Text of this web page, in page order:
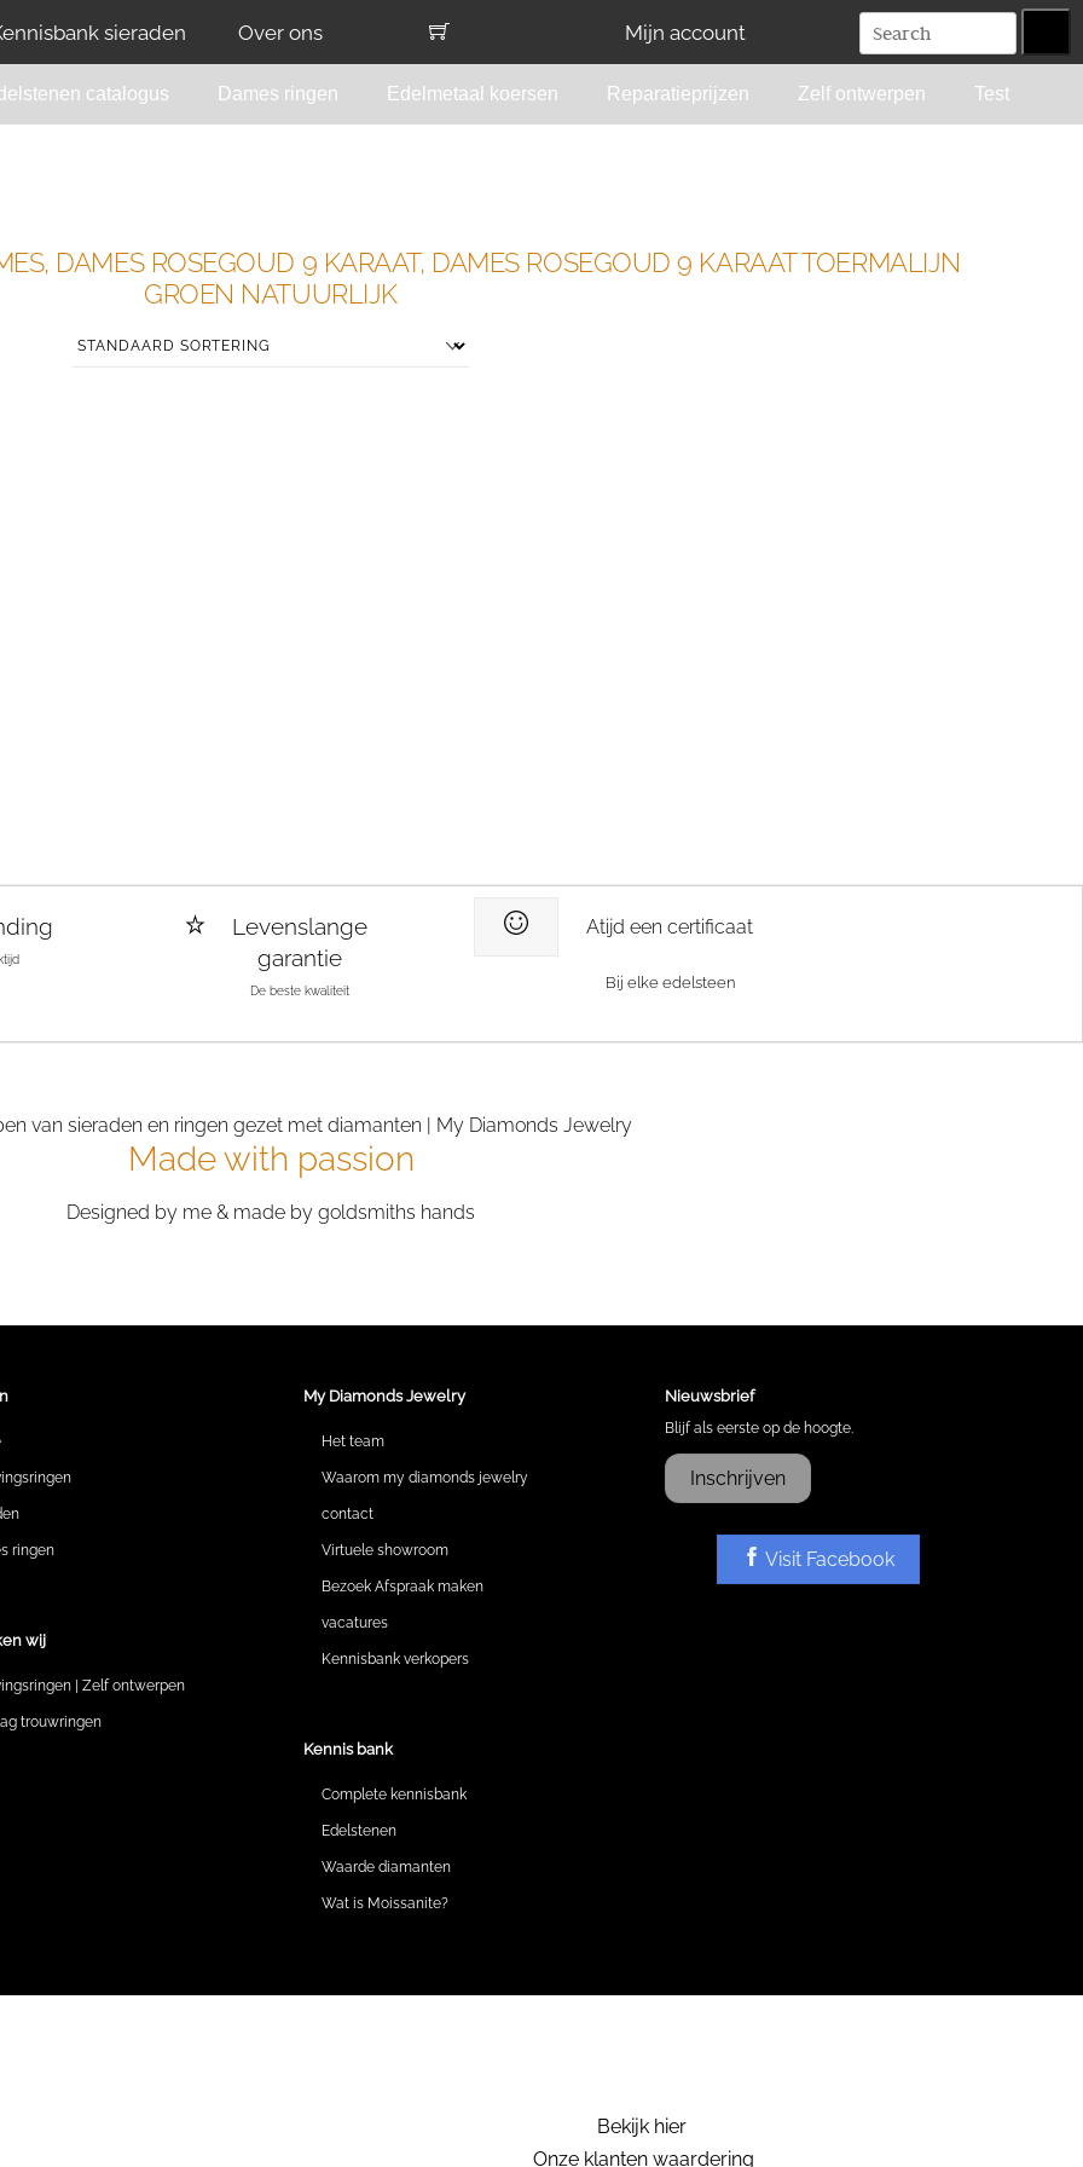
sieraden Over ons Mijn account
catalogus Dames ringen Edelmetaal koersen Reparatieprijzen Zelf ontwerpen Test
DAMES ROSEGOUD 9 KARAAT, DAMES ROSEGOUD 9 KARAAT TOERMALIJN
GROEN NATUURLIJK
Levenslange
garantie
De beste kwaliteit
Atijd een certificaat
Bij elke edelsteen
Made with passion
Designed by me & made by goldsmiths hands
ringen
wij
| Zelf ontwerpen
trouwringen
My Diamonds Jewelry
Het team
Waarom my diamonds jewelry
contact
Virtuele showroom
Bezoek Afspraak maken
vacatures
Kennisbank verkopers
Kennis bank
Complete kennisbank
Edelstenen
Waarde diamanten
Wat is Moissanite?
Nieuwsbrief
Blijf als eerste op de hoogte.
Inschrijven
Visit Facebook
Bekijk hier
Onze klanten waardering